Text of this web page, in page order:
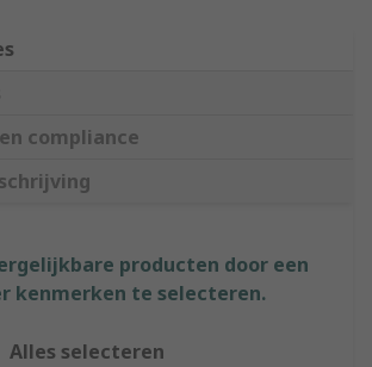
compliance
producten door een
kenmerken te selecteren.
Alles selecteren